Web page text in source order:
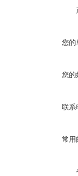
您的
您的
联系
常用